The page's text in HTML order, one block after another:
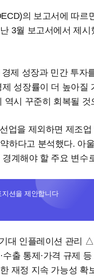
의 보고서에 따르
3월 보고서에서 제
제 성장과 민간 투자
성장률이 더 높아질
역시 꾸준히 회복될 것
업을 제외하면 제조
하다고 분석했다. 아
계해야 할 주요 변수
션을 제안합니다
대 인플레이션 관리
출 통제·가격 규제
재정 지속 가능성 확